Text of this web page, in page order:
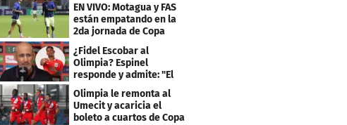
EN VIVO: Motagua y FAS
están empatando en la
2da jornada de Copa
Centroamericana
¿Fidel Escobar al
Olimpia? Espinel
responde y admite: "El
resultado fue corto"
Olimpia le remonta al
Umecit y acaricia el
boleto a cuartos de Copa